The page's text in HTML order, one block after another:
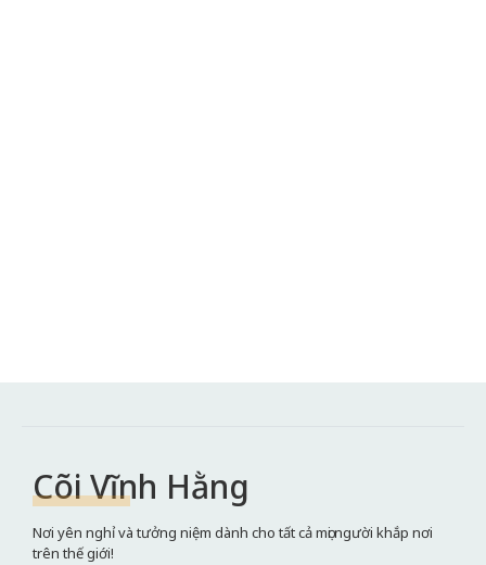
Cõi Vĩnh Hằng
Nơi yên nghỉ và tưởng niệm dành cho tất cả mọi người khắp nơi
trên thế giới!